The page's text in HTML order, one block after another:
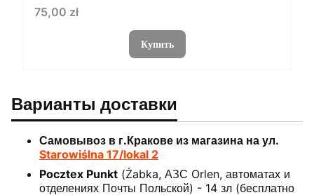
Цена
75,00 zł
Купить
Варианты доставки
Самовывоз в г.Кракове из магазина на ул.
Starowiślna 17/lokal 2
Pocztex Punkt (Żabka, АЗС Orlen, автоматах и
отделениях Почты Польской) - 14 зл (бесплатно